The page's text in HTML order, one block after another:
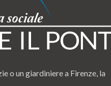
o un giardiniere a Firenze, la